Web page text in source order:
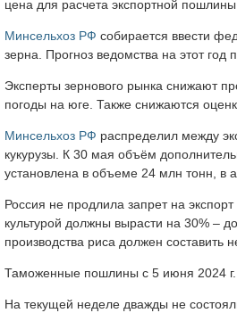
цена для расчета экспортной
Минсельхоз РФ собирается ввести
зерна. Прогноз ведомства на этот
Эксперты зернового рынка снижают
погоды на юге. Также снижаются
Минсельхоз РФ распределил между
кукурузы. К 30 мая объём
установлена в объеме 24 млн тонн,
Россия не продлила запрет на
культурой должны вырасти на 30% –
производства риса должен составить
Таможенные пошлины с 5 июня 2024 г.
На текущей неделе дважды не